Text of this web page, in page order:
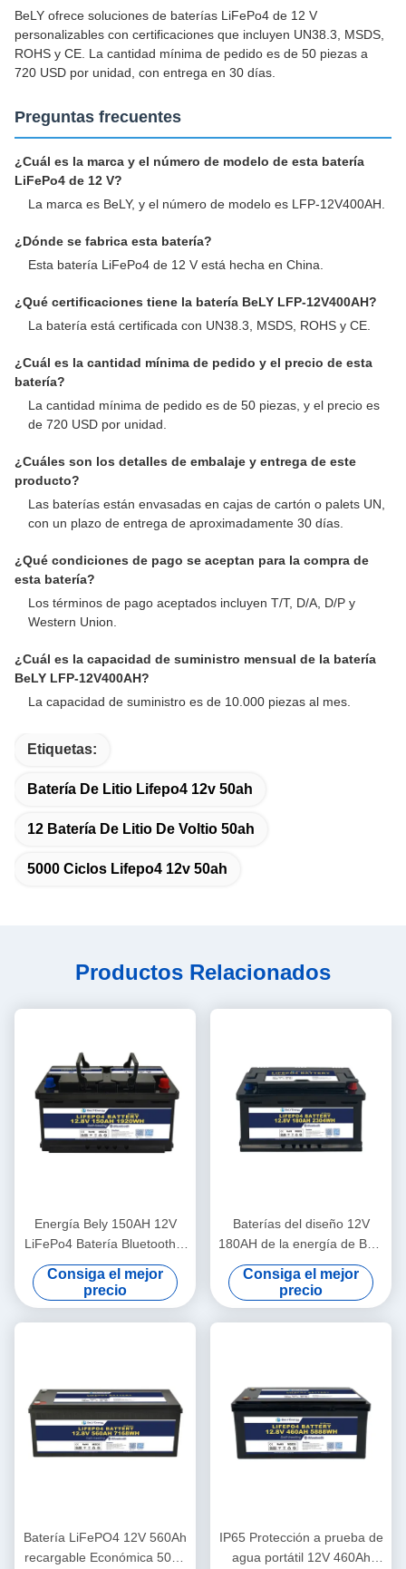
BeLY ofrece soluciones de baterías LiFePo4 de 12 V
personalizables con certificaciones que incluyen UN38.3, MSDS,
ROHS y CE. La cantidad mínima de pedido es de 50 piezas a
720 USD por unidad, con entrega en 30 días.
Preguntas frecuentes
¿Cuál es la marca y el número de modelo de esta batería
LiFePo4 de 12 V?
La marca es BeLY, y el número de modelo es LFP-12V400AH.
¿Dónde se fabrica esta batería?
Esta batería LiFePo4 de 12 V está hecha en China.
¿Qué certificaciones tiene la batería BeLY LFP-12V400AH?
La batería está certificada con UN38.3, MSDS, ROHS y CE.
¿Cuál es la cantidad mínima de pedido y el precio de esta
batería?
La cantidad mínima de pedido es de 50 piezas, y el precio es
de 720 USD por unidad.
¿Cuáles son los detalles de embalaje y entrega de este
producto?
Las baterías están envasadas en cajas de cartón o palets UN,
con un plazo de entrega de aproximadamente 30 días.
¿Qué condiciones de pago se aceptan para la compra de
esta batería?
Los términos de pago aceptados incluyen T/T, D/A, D/P y
Western Union.
¿Cuál es la capacidad de suministro mensual de la batería
BeLY LFP-12V400AH?
La capacidad de suministro es de 10.000 piezas al mes.
Etiquetas:
Batería De Litio Lifepo4 12v 50ah
12 Batería De Litio De Voltio 50ah
5000 Ciclos Lifepo4 12v 50ah
Productos Relacionados
Energía Bely 150AH 12V
LiFePo4 Batería Bluetooth y
auto-calentamiento para
Yachit Medical
Consiga el mejor
precio
Baterías del diseño 12V
180AH de la energía de Bely
las últimas para Bluetooth
para la estación base rv del
almacenamiento de energía
de UPS
Consiga el mejor
precio
Batería LiFePO4 12V 560Ah
recargable Económica 5000
IP65 Protección a prueba de
agua portátil 12V 460Ah